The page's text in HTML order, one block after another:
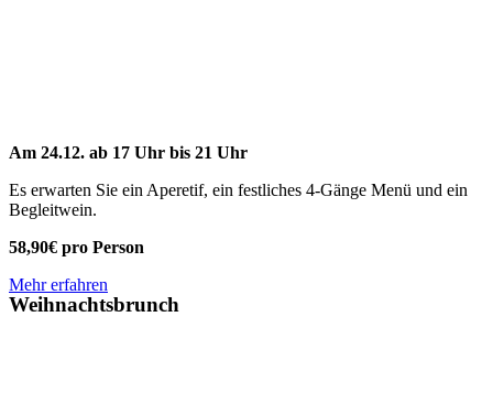
Am 24.12. ab 17 Uhr bis 21 Uhr
Es erwarten Sie ein Aperetif, ein festliches 4-Gänge Menü und ein
Begleitwein.
58,90€ pro Person
Mehr erfahren
Weihnachtsbrunch